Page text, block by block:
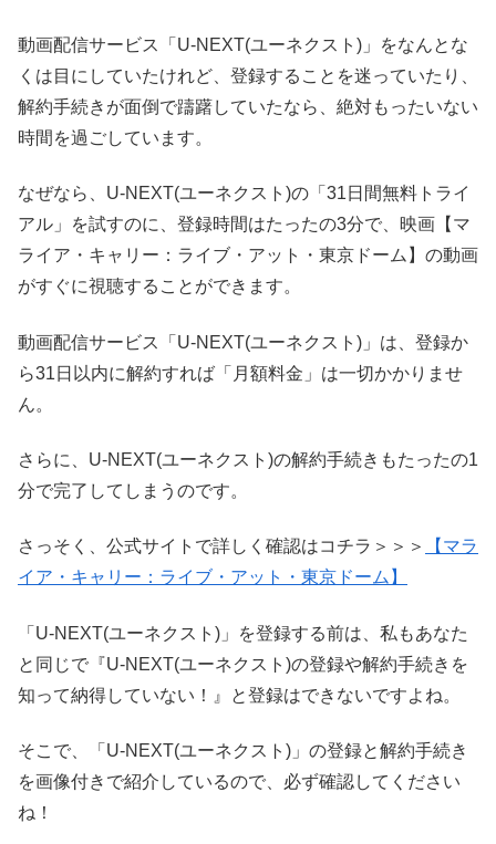
動画配信サービス「U-NEXT(ユーネクスト)」をなんとな
くは目にしていたけれど、登録することを迷っていたり、
解約手続きが面倒で躊躇していたなら、絶対もったいない
時間を過ごしています。
なぜなら、U-NEXT(ユーネクスト)の「31日間無料トライ
アル」を試すのに、登録時間はたったの3分で、映画【マ
ライア・キャリー：ライブ・アット・東京ドーム】の動画
がすぐに視聴することができます。
動画配信サービス「U-NEXT(ユーネクスト)」は、登録か
ら31日以内に解約すれば「月額料金」は一切かかりませ
ん。
さらに、U-NEXT(ユーネクスト)の解約手続きもたったの1
分で完了してしまうのです。
さっそく、公式サイトで詳しく確認はコチラ＞＞＞
【マラ
イア・キャリー：ライブ・アット・東京ドーム】
「U-NEXT(ユーネクスト)」を登録する前は、私もあなた
と同じで『U-NEXT(ユーネクスト)の登録や解約手続きを
知って納得していない！』と登録はできないですよね。
そこで、「U-NEXT(ユーネクスト)」の登録と解約手続き
を画像付きで紹介しているので、必ず確認してください
ね！